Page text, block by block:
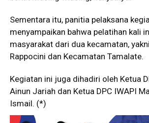
Sementara itu, panitia pelaksana
menyampaikan bahwa pelatihan kali
masyarakat dari dua kecamatan,
Rappocini dan Kecamatan Tamalate.
Kegiatan ini juga dihadiri oleh Ketua
Ainun Jariah dan Ketua DPC IWAPI
Ismail. (*)